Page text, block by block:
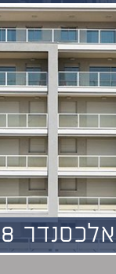
אלכסנדר 8